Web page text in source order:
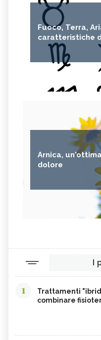
Fuoco, Terra,
caratteristiche
Arnica,
dolore
I
1
Trattamenti
combinare